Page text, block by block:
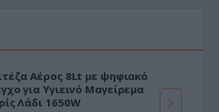
«Μαγική» φόρμουλα τριβόλι + VIP
για αύξηση της λίμπιντο